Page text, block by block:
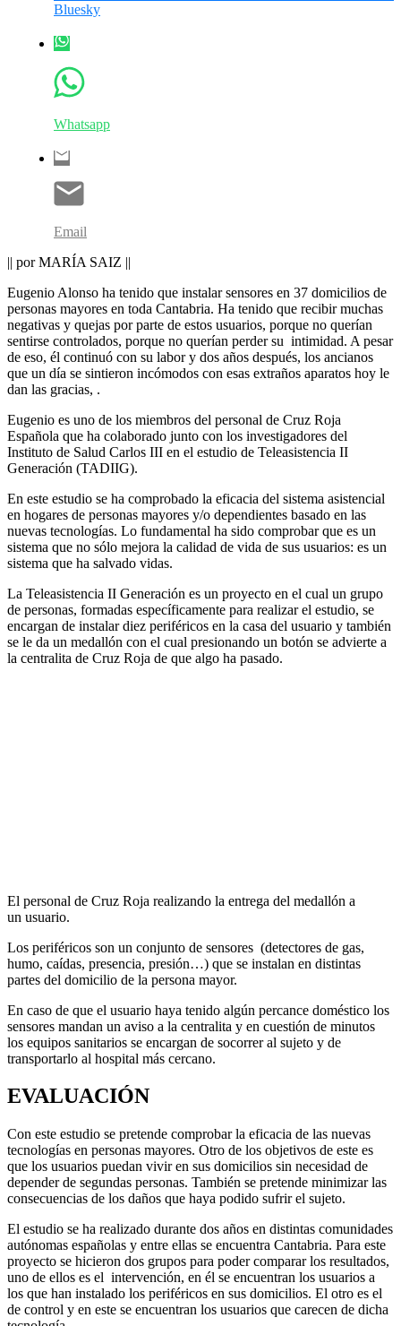
Bluesky
Whatsapp
Email
|| por MARÍA SAIZ ||
Eugenio Alonso ha tenido que instalar sensores en 37 domicilios de
personas mayores en toda Cantabria. Ha tenido que recibir muchas
negativas y quejas por parte de estos usuarios, porque no querían
sentirse controlados, porque no querían perder su intimidad. A pesar
de eso, él continuó con su labor y dos años después, los ancianos
que un día se sintieron incómodos con esas extraños aparatos hoy le
dan las gracias, .
Eugenio es uno de los miembros del personal de Cruz Roja
Española que ha colaborado junto con los investigadores del
Instituto de Salud Carlos III en el estudio de Teleasistencia II
Generación (TADIIG).
En este estudio se ha comprobado la eficacia del sistema asistencial
en hogares de personas mayores y/o dependientes basado en las
nuevas tecnologías. Lo fundamental ha sido comprobar que es un
sistema que no sólo mejora la calidad de vida de sus usuarios: es un
sistema que ha salvado vidas.
La Teleasistencia II Generación es un proyecto en el cual un grupo
de personas, formadas específicamente para realizar el estudio, se
encargan de instalar diez periféricos en la casa del usuario y también
se le da un medallón con el cual presionando un botón se advierte a
la centralita de Cruz Roja de que algo ha pasado.
El personal de Cruz Roja realizando la entrega del medallón a
un usuario.
Los periféricos son un conjunto de sensores (detectores de gas,
humo, caídas, presencia, presión…) que se instalan en distintas
partes del domicilio de la persona mayor.
En caso de que el usuario haya tenido algún percance doméstico los
sensores mandan un aviso a la centralita y en cuestión de minutos
los equipos sanitarios se encargan de socorrer al sujeto y de
transportarlo al hospital más cercano.
EVALUACIÓN
Con este estudio se pretende comprobar la eficacia de las nuevas
tecnologías en personas mayores. Otro de los objetivos de este es
que los usuarios puedan vivir en sus domicilios sin necesidad de
depender de segundas personas. También se pretende minimizar las
consecuencias de los daños que haya podido sufrir el sujeto.
El estudio se ha realizado durante dos años en distintas comunidades
autónomas españolas y entre ellas se encuentra Cantabria. Para este
proyecto se hicieron dos grupos para poder comparar los resultados,
uno de ellos es el intervención, en él se encuentran los usuarios a
los que han instalado los periféricos en sus domicilios. El otro es el
de control y en este se encuentran los usuarios que carecen de dicha